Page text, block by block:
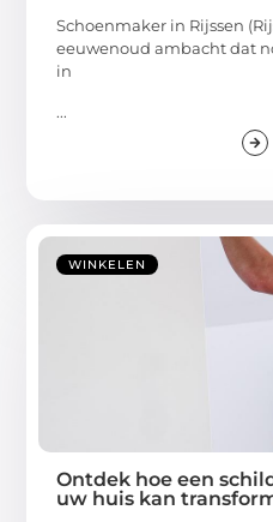
Schoenmaker in Rijssen
eeuwenoud ambacht dat
in
...
WINKELEN
Ontdek hoe een
uw huis kan